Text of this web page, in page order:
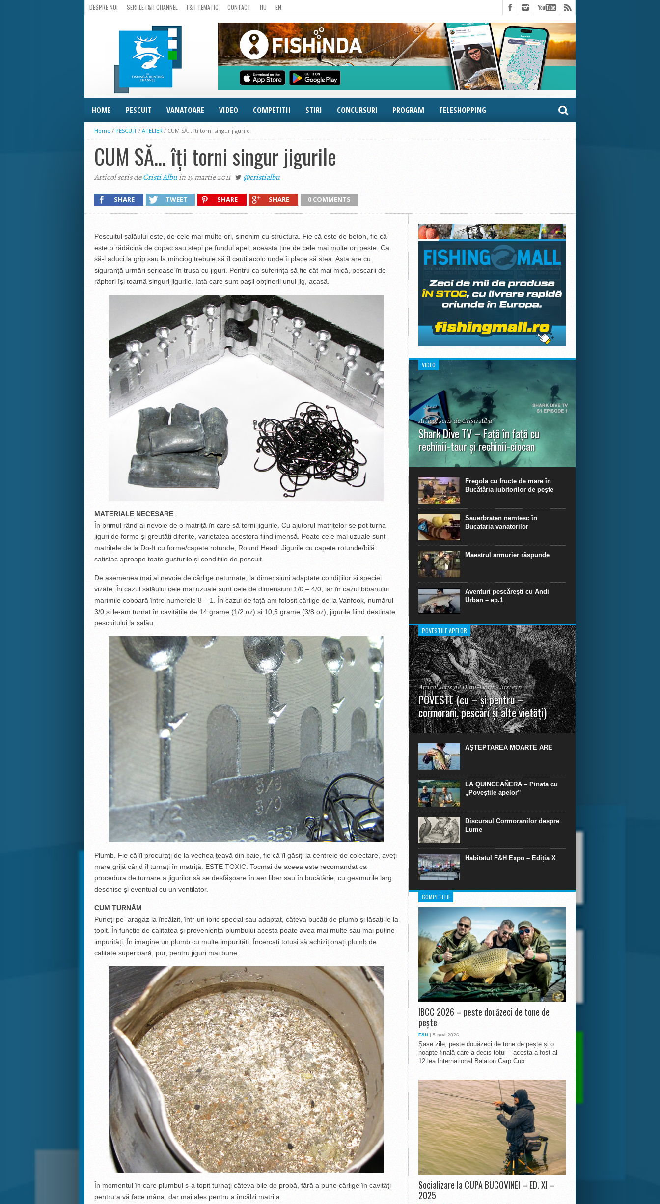
DESPRE NOI SERIILE F&H CHANNEL F&H TEMATIC CONTACT HU EN
HOME PESCUIT VANATOARE VIDEO COMPETITII STIRI CONCURSURI PROGRAM TELESHOPPING
Home / PESCUIT / ATELIER / CUM SĂ… îți torni singur jigurile
CUM SĂ… îți torni singur jigurile
Articol scris deCristi Albuin 19 martie 2011 @cristialbu
SHARE TWEET SHARE SHARE 0 COMMENTS
Pescuitul șalăului este, de cele mai multe ori, sinonim cu structura. Fie că este de beton, fie că
este o rădăcină de copac sau ștepi pe fundul apei, aceasta ține de cele mai multe ori pește. Ca
să-l aduci la grip sau la minciog trebuie să îl cauți acolo unde îi place să stea. Asta are cu
siguranță urmări serioase în trusa cu jiguri. Pentru ca suferința să fie cât mai mică, pescarii de
răpitori își toarnă singuri jigurile. Iată care sunt pașii obținerii unui jig, acasă.
MATERIALE NECESARE
În primul rând ai nevoie de o matriță în care să torni jigurile. Cu ajutorul matrițelor se pot turna
jiguri de forme și greutăți diferite, varietatea acestora fiind imensă. Poate cele mai uzuale sunt
matrițele de la Do-It cu forme/capete rotunde, Round Head. Jigurile cu capete rotunde/bilă
satisfac aproape toate gusturile și condițiile de pescuit.
De asemenea mai ai nevoie de cârlige neturnate, la dimensiuni adaptate condițiilor și speciei
vizate. În cazul șalăului cele mai uzuale sunt cele de dimensiuni 1/0 – 4/0, iar în cazul bibanului
marimile coboară între numerele 8 – 1. În cazul de față am folosit cârlige de la Vanfook, numărul
3/0 și le-am turnat în cavitățile de 14 grame (1/2 oz) și 10,5 grame (3/8 oz), jigurile fiind destinate
pescuitului la șalău.
Plumb. Fie că îl procurați de la vechea țeavă din baie, fie că îl găsiți la centrele de colectare, aveți
mare grijă când îl turnați în matriță. ESTE TOXIC. Tocmai de aceea este recomandat ca
procedura de turnare a jigurilor să se desfășoare în aer liber sau în bucătărie, cu geamurile larg
deschise și eventual cu un ventilator.
CUM TURNĂM
Puneți pe aragaz la încălzit, într-un ibric special sau adaptat, câteva bucăți de plumb și lăsați-le la
topit. În funcție de calitatea și proveniența plumbului acesta poate avea mai multe sau mai puține
impurități. În imagine un plumb cu multe impurițăți. Încercați totuși să achiziționați plumb de
calitate superioară, pur, pentru jiguri mai bune.
În momentul în care plumbul s-a topit turnați câteva bile de probă, fără a pune cârlige în cavitâți
pentru a vă face mâna. dar mai ales pentru a încălzi matrița.
VIDEO
Articol scris de Cristi Albu
Shark Dive TV – Față în față cu
rechinii-taur și rechinii-ciocan
În primul episod din Shark Dive TV, telespectatorii
extraordinare de scufundare cu rechini.
Fregola cu fructe de mare în
Bucătăria iubitorilor de pește
Sauerbraten nemtesc în
Bucataria vanatorilor
Maestrul armurier răspunde
Aventuri pescărești cu Andi
Urban – ep.1
POVESTILE APELOR
Articol scris de Dinu-Florin Cirstean
POVESTE (cu – și pentru –
cormorani, pescari și alte vietăți)
”La urma urmei, cred că legendele și miturile sunt
în mare parte făcute din „adevăr”.“ R. R. Tolkien.
AȘTEPTAREA MOARTE ARE
LA QUINCEAÑERA – Pinata cu
„Poveștile apelor‟
Discursul Cormoranilor despre
Lume
Habitatul F&H Expo – Ediția X
COMPETITII
IBCC 2026 – peste douăzeci de tone de
pește
F&H | 5 mai 2026
Șase zile, peste douăzeci de tone de pește și o
noapte finală care a decis totul – acesta a fost al
12 lea International Balaton Carp Cup
Socializare la CUPA BUCOVINEI – ED. XI –
2025